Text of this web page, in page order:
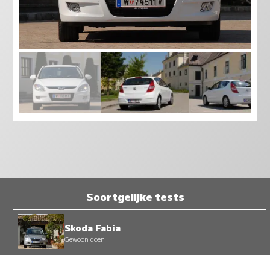
Soortgelijke tests
Skoda Fabia
Gewoon doen